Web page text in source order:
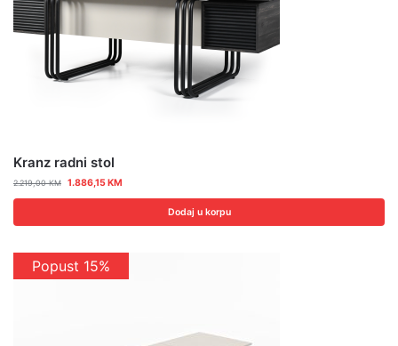
Kranz radni stol
2.219,00KM 1.886,15KM
Dodaj u korpu
Popust 15%